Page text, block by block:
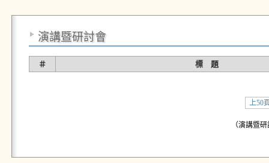
演講暨研討會
＃ 標 題
上50
（演講暨